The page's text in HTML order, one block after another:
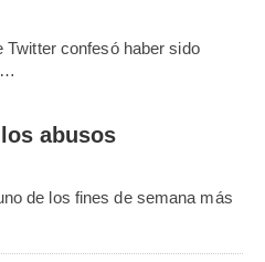
Twitter confesó haber sido
abusos
de los fines de semana más